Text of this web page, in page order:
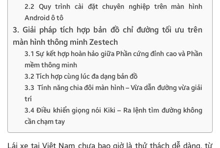
2.2 Quy trình cài đặt chuyên nghiệp trên màn hình
Android ô tô
3. Giải pháp tích hợp bản đồ chỉ đường tối ưu trên
màn hình thông minh Zestech
3.1 Sự kết hợp hoàn hảo giữa Phần cứng đỉnh cao và Phần
mềm thông minh
3.2 Tích hợp cùng lúc đa dạng bản đồ
3.3 Tính năng chia đôi màn hình – Vừa dẫn đường vừa giải
trí
3.4 Điều khiển giọng nói Kiki – Ra lệnh tìm đường không
cần chạm tay
Lái xe tại Việt Nam chưa bao giờ là thử thách dễ dàng, từ